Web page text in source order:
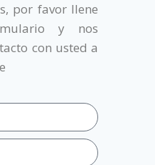
por favor llene
y nos
con usted a